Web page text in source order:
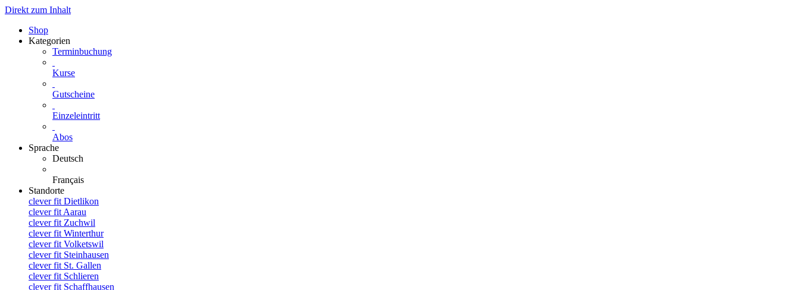
Direkt zum Inhalt
Shop
Kategorien
Terminbuchung
Kurse
Gutscheine
Einzeleintritt
Abos
Sprache
Deutsch
Français
Standorte
clever fit Dietlikon
clever fit Aarau
clever fit Zuchwil
clever fit Winterthur
clever fit Volketswil
clever fit Steinhausen
clever fit St. Gallen
clever fit Schlieren
clever fit Schaffhausen